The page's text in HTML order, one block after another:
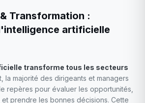
Transformation :
artificielle
transforme tous les secteurs
la majorité des dirigeants et managers
repères pour évaluer les opportunités,
prendre les bonnes décisions. Cette